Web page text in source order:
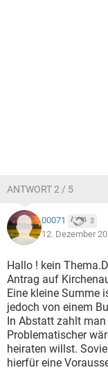
ANTWORT 2 / 5
00071 3
12. Dezember
Hallo ! kein
Antrag auf
Eine kleine Summe
jedoch von einem
In Abstatt zahlt
Problematischer
heiraten willst.
hierfür eine